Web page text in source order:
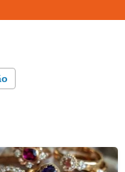
procuro